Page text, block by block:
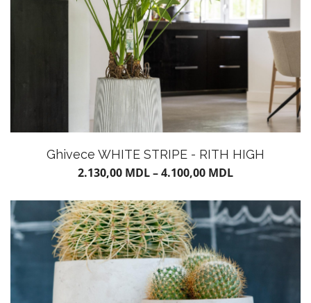
Ghivece WHITE STRIPE - RITH HIGH
2.130,00 MDL–4.100,00 MDL